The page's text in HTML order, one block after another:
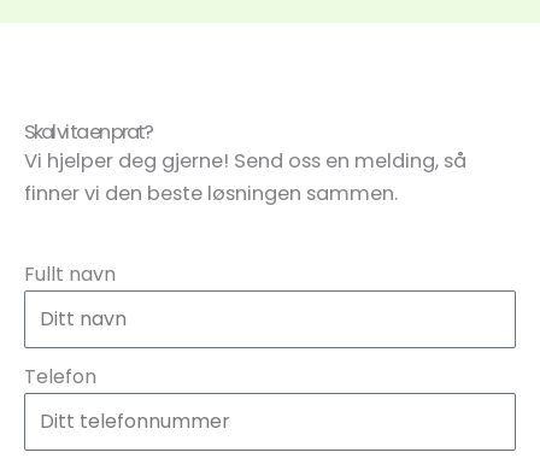
Skal vi ta en prat?
Vi hjelper deg gjerne! Send oss en melding, så
finner vi den beste løsningen sammen.
Fullt navn
Telefon